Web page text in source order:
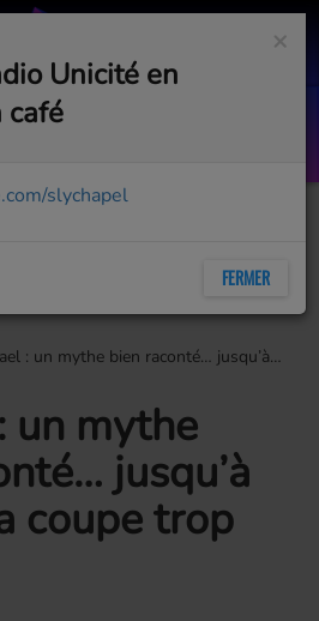
un mythe bien raconté… jusqu’à ce que ça coupe trop sec
un mythe
jusqu’à
coupe trop
×
Unicité en
café
slychapel
FERMER